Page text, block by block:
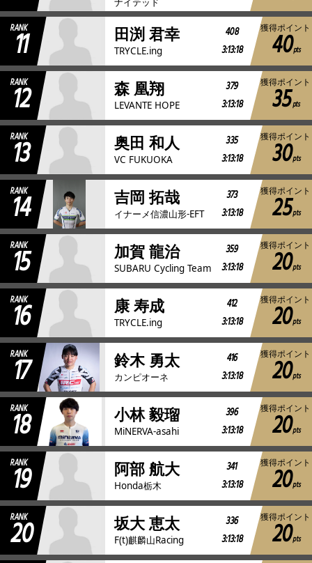
RANK
11 田渕 君幸
TRYCLE.ing
408
3:13:18
獲得ポイント
40pts
RANK
12 森 凰翔
LEVANTE HOPE
379
3:13:18
獲得ポイント
35 pts
RANK
13 奥田 和人
VC FUKUOKA
335
3:13:18
獲得ポイント
30pts
RANK
14 吉岡 拓哉
イナーメ信濃山形-EFT
373
3:13:18
獲得ポイント
25pts
RANK
15 加賀 龍治
SUBARU Cycling Team
359
3:13:18
獲得ポイント
20pts
RANK
16 康 寿成
TRYCLE.ing
412
3:13:18
獲得ポイント
20pts
RANK
17 鈴木 勇太
カンピオーネ
416
3:13:18
獲得ポイント
20pts
RANK
18 小林 毅瑠
MiNERVA-asahi
396
3:13:18
獲得ポイント
20pts
RANK
19 阿部 航大
Honda栃木
341
3:13:18
獲得ポイント
20pts
RANK
20 坂大 恵太
F(t)麒麟山Racing
336
3:13:18
獲得ポイント
20pts